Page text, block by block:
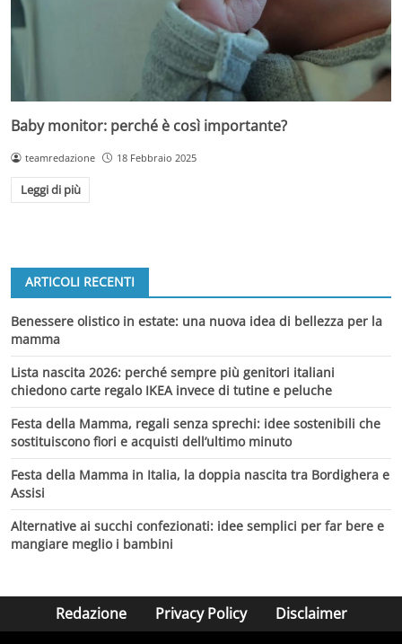
Baby monitor: perché è così importante?
teamredazione 18 Febbraio 2025
Leggi di più
ARTICOLI RECENTI
Benessere olistico in estate: una nuova idea di bellezza per la
mamma
Lista nascita 2026: perché sempre più genitori italiani
chiedono carte regalo IKEA invece di tutine e peluche
Festa della Mamma, regali senza sprechi: idee sostenibili che
sostituiscono fiori e acquisti dell’ultimo minuto
Festa della Mamma in Italia, la doppia nascita tra Bordighera e
Assisi
Alternative ai succhi confezionati: idee semplici per far bere e
mangiare meglio i bambini
Redazione Privacy Policy Disclaimer